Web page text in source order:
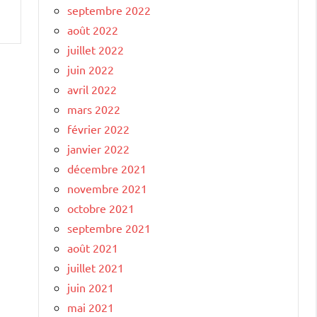
septembre 2022
août 2022
juillet 2022
juin 2022
avril 2022
mars 2022
février 2022
janvier 2022
décembre 2021
novembre 2021
octobre 2021
septembre 2021
août 2021
juillet 2021
juin 2021
mai 2021